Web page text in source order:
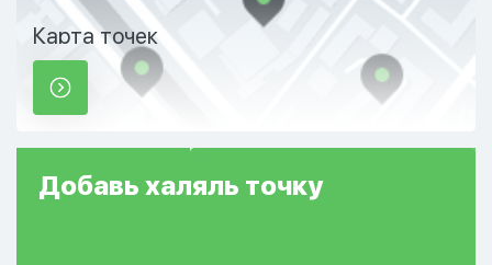
Карта точек
Добавь халяль точку